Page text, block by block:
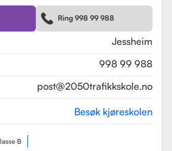
og et
team, har 2050
Trafikkskole som mål å hjelpe elever
å bli trygge og kompetente
Ring 998 99 988
Jessheim
998 99 988
post@2050trafikkskole.no
Besøk kjøreskolen
B